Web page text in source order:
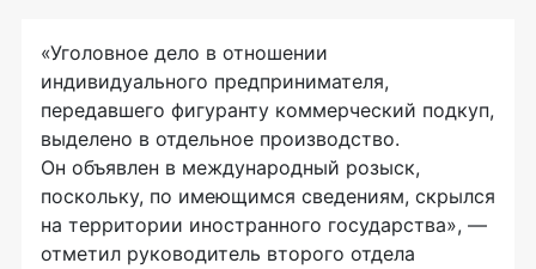
«Уголовное дело в отношении
индивидуального предпринимателя,
передавшего фигуранту коммерческий подкуп,
выделено в отдельное производство.
Он объявлен в международный розыск,
поскольку, по имеющимся сведениям, скрылся
на территории иностранного государства», —
отметил руководитель второго отдела